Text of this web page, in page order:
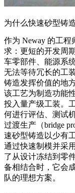
为什么快速砂型铸
作为 Neway 的工
求：更短的开发周
车零部件、能源系
无法等待冗长的工
铸造发挥价值的地方
该工艺为制造功能
投入量产级工装。
何进行评估、测试
过渡生产（bridge
速砂型铸造以少有
通过快速制模并采
了从设计冻结到零
备相结合时，它会
队的理想方案。